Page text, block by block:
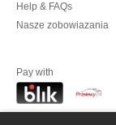
Help & FAQs
Nasze zobowiazania
Pay with